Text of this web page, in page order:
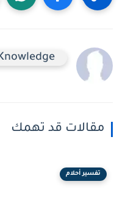
مقالات قد تهمك
تفسير أحلام